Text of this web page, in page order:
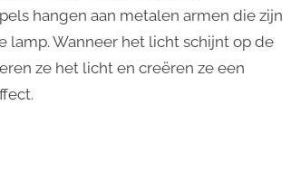
hangen aan metalen armen die zijn
lamp. Wanneer het licht schijnt op de
ze het licht en creëren ze een